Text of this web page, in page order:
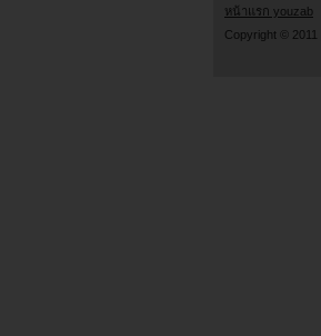
หน้าแรก youzab
Copyright © 2011